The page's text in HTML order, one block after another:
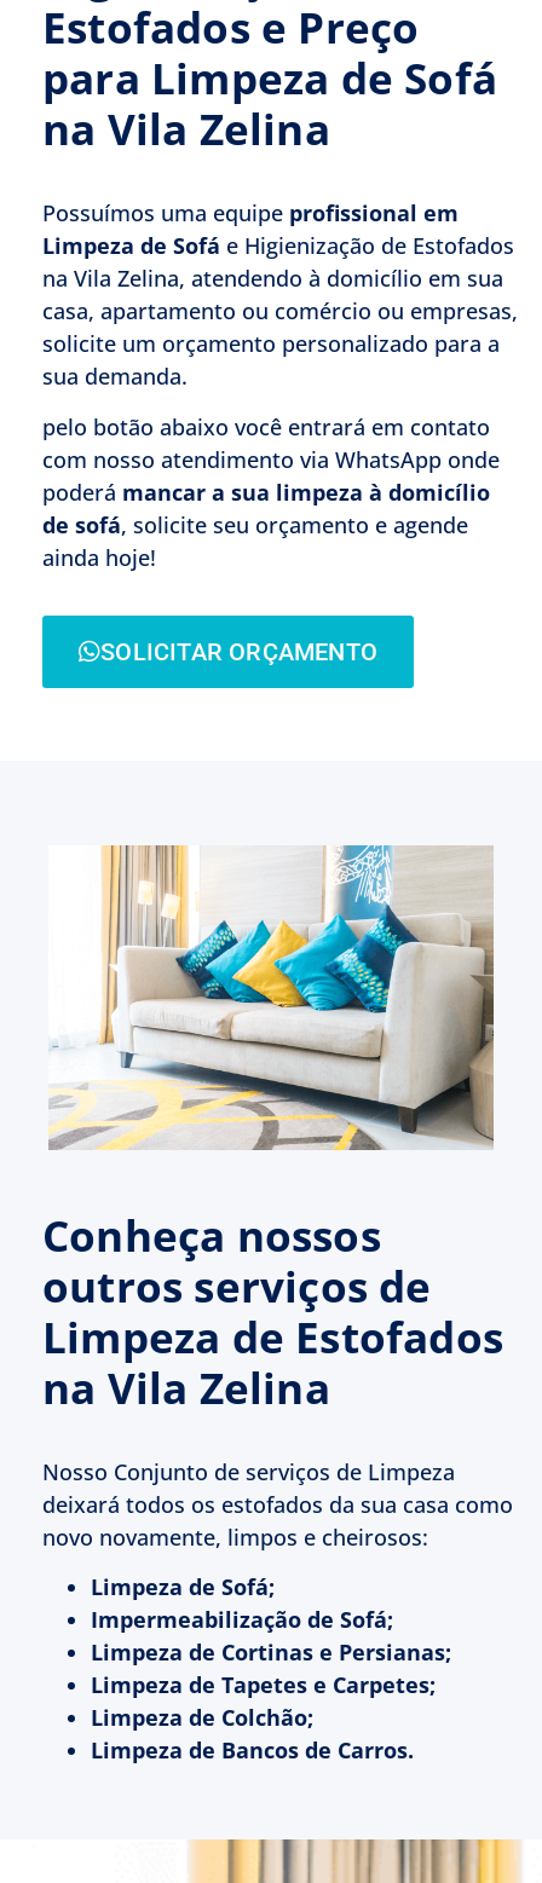
Estofados e Preço
para Limpeza de Sofá
na Vila Zelina
Possuímos uma equipe profissional em
Limpeza de Sofá e Higienização de Estofados
na Vila Zelina, atendendo à domicílio em sua
casa, apartamento ou comércio ou empresas,
solicite um orçamento personalizado para a
sua demanda.
pelo botão abaixo você entrará em contato
com nosso atendimento via WhatsApp onde
poderá mancar a sua limpeza à domicílio
de sofá, solicite seu orçamento e agende
ainda hoje!
SOLICITAR ORÇAMENTO
Conheça nossos
outros serviços de
Limpeza de Estofados
na Vila Zelina
Nosso Conjunto de serviços de Limpeza
deixará todos os estofados da sua casa como
novo novamente, limpos e cheirosos:
Limpeza de Sofá;
Impermeabilização de Sofá;
Limpeza de Cortinas e Persianas;
Limpeza de Tapetes e Carpetes;
Limpeza de Colchão;
Limpeza de Bancos de Carros.